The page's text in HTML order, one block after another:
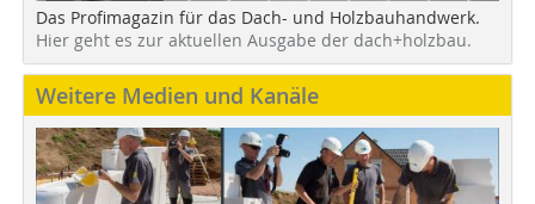
Das Profimagazin für das Dach- und Holzbauhandwerk.
Hier geht es zur aktuellen Ausgabe der dach+holzbau.
Weitere Medien und Kanäle